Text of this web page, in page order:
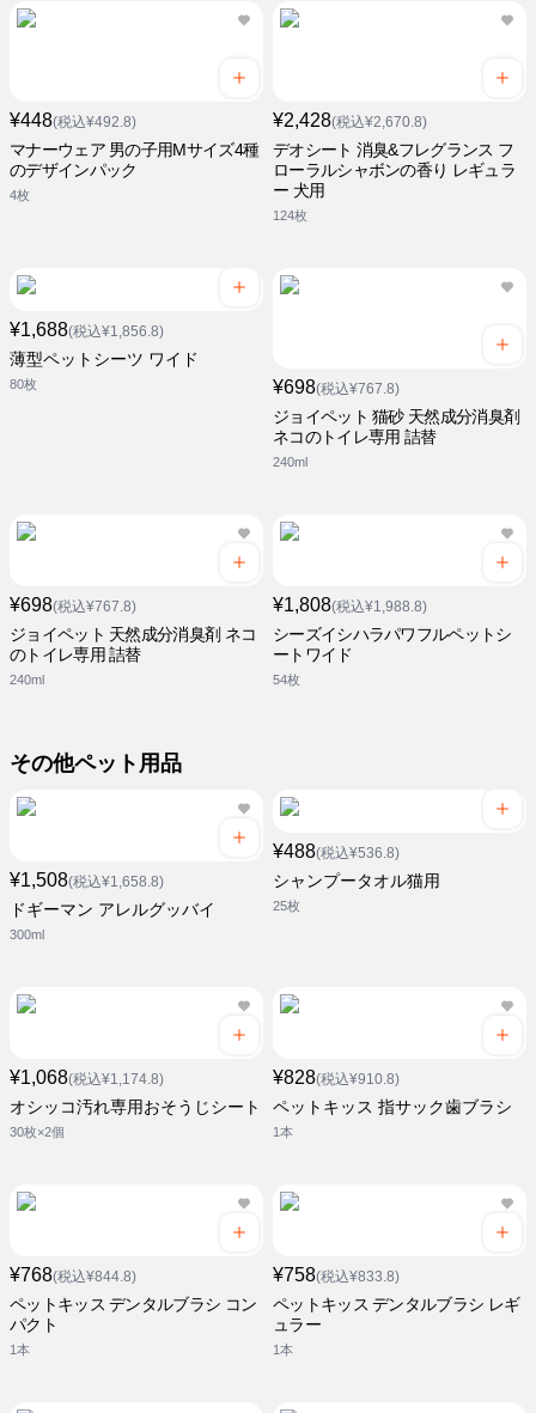
¥448(税込¥492.8)
マナーウェア 男の子用Mサイズ4種
のデザインパック
4枚
¥2,428(税込¥2,670.8)
デオシート 消臭&フレグランス フ
ローラルシャボンの香り レギュラ
ー 犬用
124枚
¥1,688(税込¥1,856.8)
薄型ペットシーツ ワイド
80枚 ¥698(税込¥767.8)
ジョイペット 猫砂 天然成分消臭剤
ネコのトイレ専用 詰替
240ml
¥698(税込¥767.8)
ジョイペット 天然成分消臭剤 ネコ
のトイレ専用 詰替
240ml
¥1,808(税込¥1,988.8)
シーズイシハラパワフルペットシ
ートワイド
54枚
その他ペット用品
¥1,508(税込¥1,658.8)
ドギーマン アレルグッバイ
300ml
¥488(税込¥536.8)
シャンプータオル猫用
25枚
¥1,068(税込¥1,174.8)
オシッコ汚れ専用おそうじシート
30枚×2個
¥828(税込¥910.8)
ペットキッス 指サック歯ブラシ
1本
¥768(税込¥844.8)
ペットキッス デンタルブラシ コン
パクト
1本
¥758(税込¥833.8)
ペットキッス デンタルブラシ レギ
ュラー
1本